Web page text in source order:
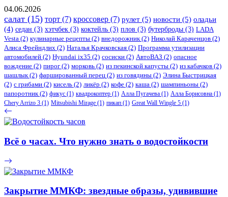
04.06.2026
салат (15) торт (7) кроссовер (7) рулет (5) новости (5) оладьи
(4) седан (3) хэтчбек (3) коктейль (3) плов (3) бутерброды (3) LADA
Vesta (2) кулинарные рецепты (2) внедорожник(2) Николай Караченцов (2)
Алиса Фрейндлих (2) Наталья Крачковская (2) Программа утилизации
автомобилей (2) ​Hyundai ix35 (2) сосиски (2) АвтоВАЗ (2) опасное
вождение (2) пирог (2) морковь (2) из пекинской капусты (2) из кабачков (2)
шашлык(2) фаршированный перец (2) из говядины (2) Элина Быстрицкая
(2) с грибами (2) кисель (2) ликёр (2) кофе (2) каша (2) шампиньоны (2)
папоротник(2) фикус (1) квадрокоптер (1) Алла Пугачева (1) Алла Борисовна (1)
Chery Arrizo 3 (1) Mitsubishi Mirage (1) пикап (1) Great Wall Wingle 5 (1)
Всё о часах. Что нужно знать о водостойкости
Закрытие ММКФ: звездные образы, удивившие